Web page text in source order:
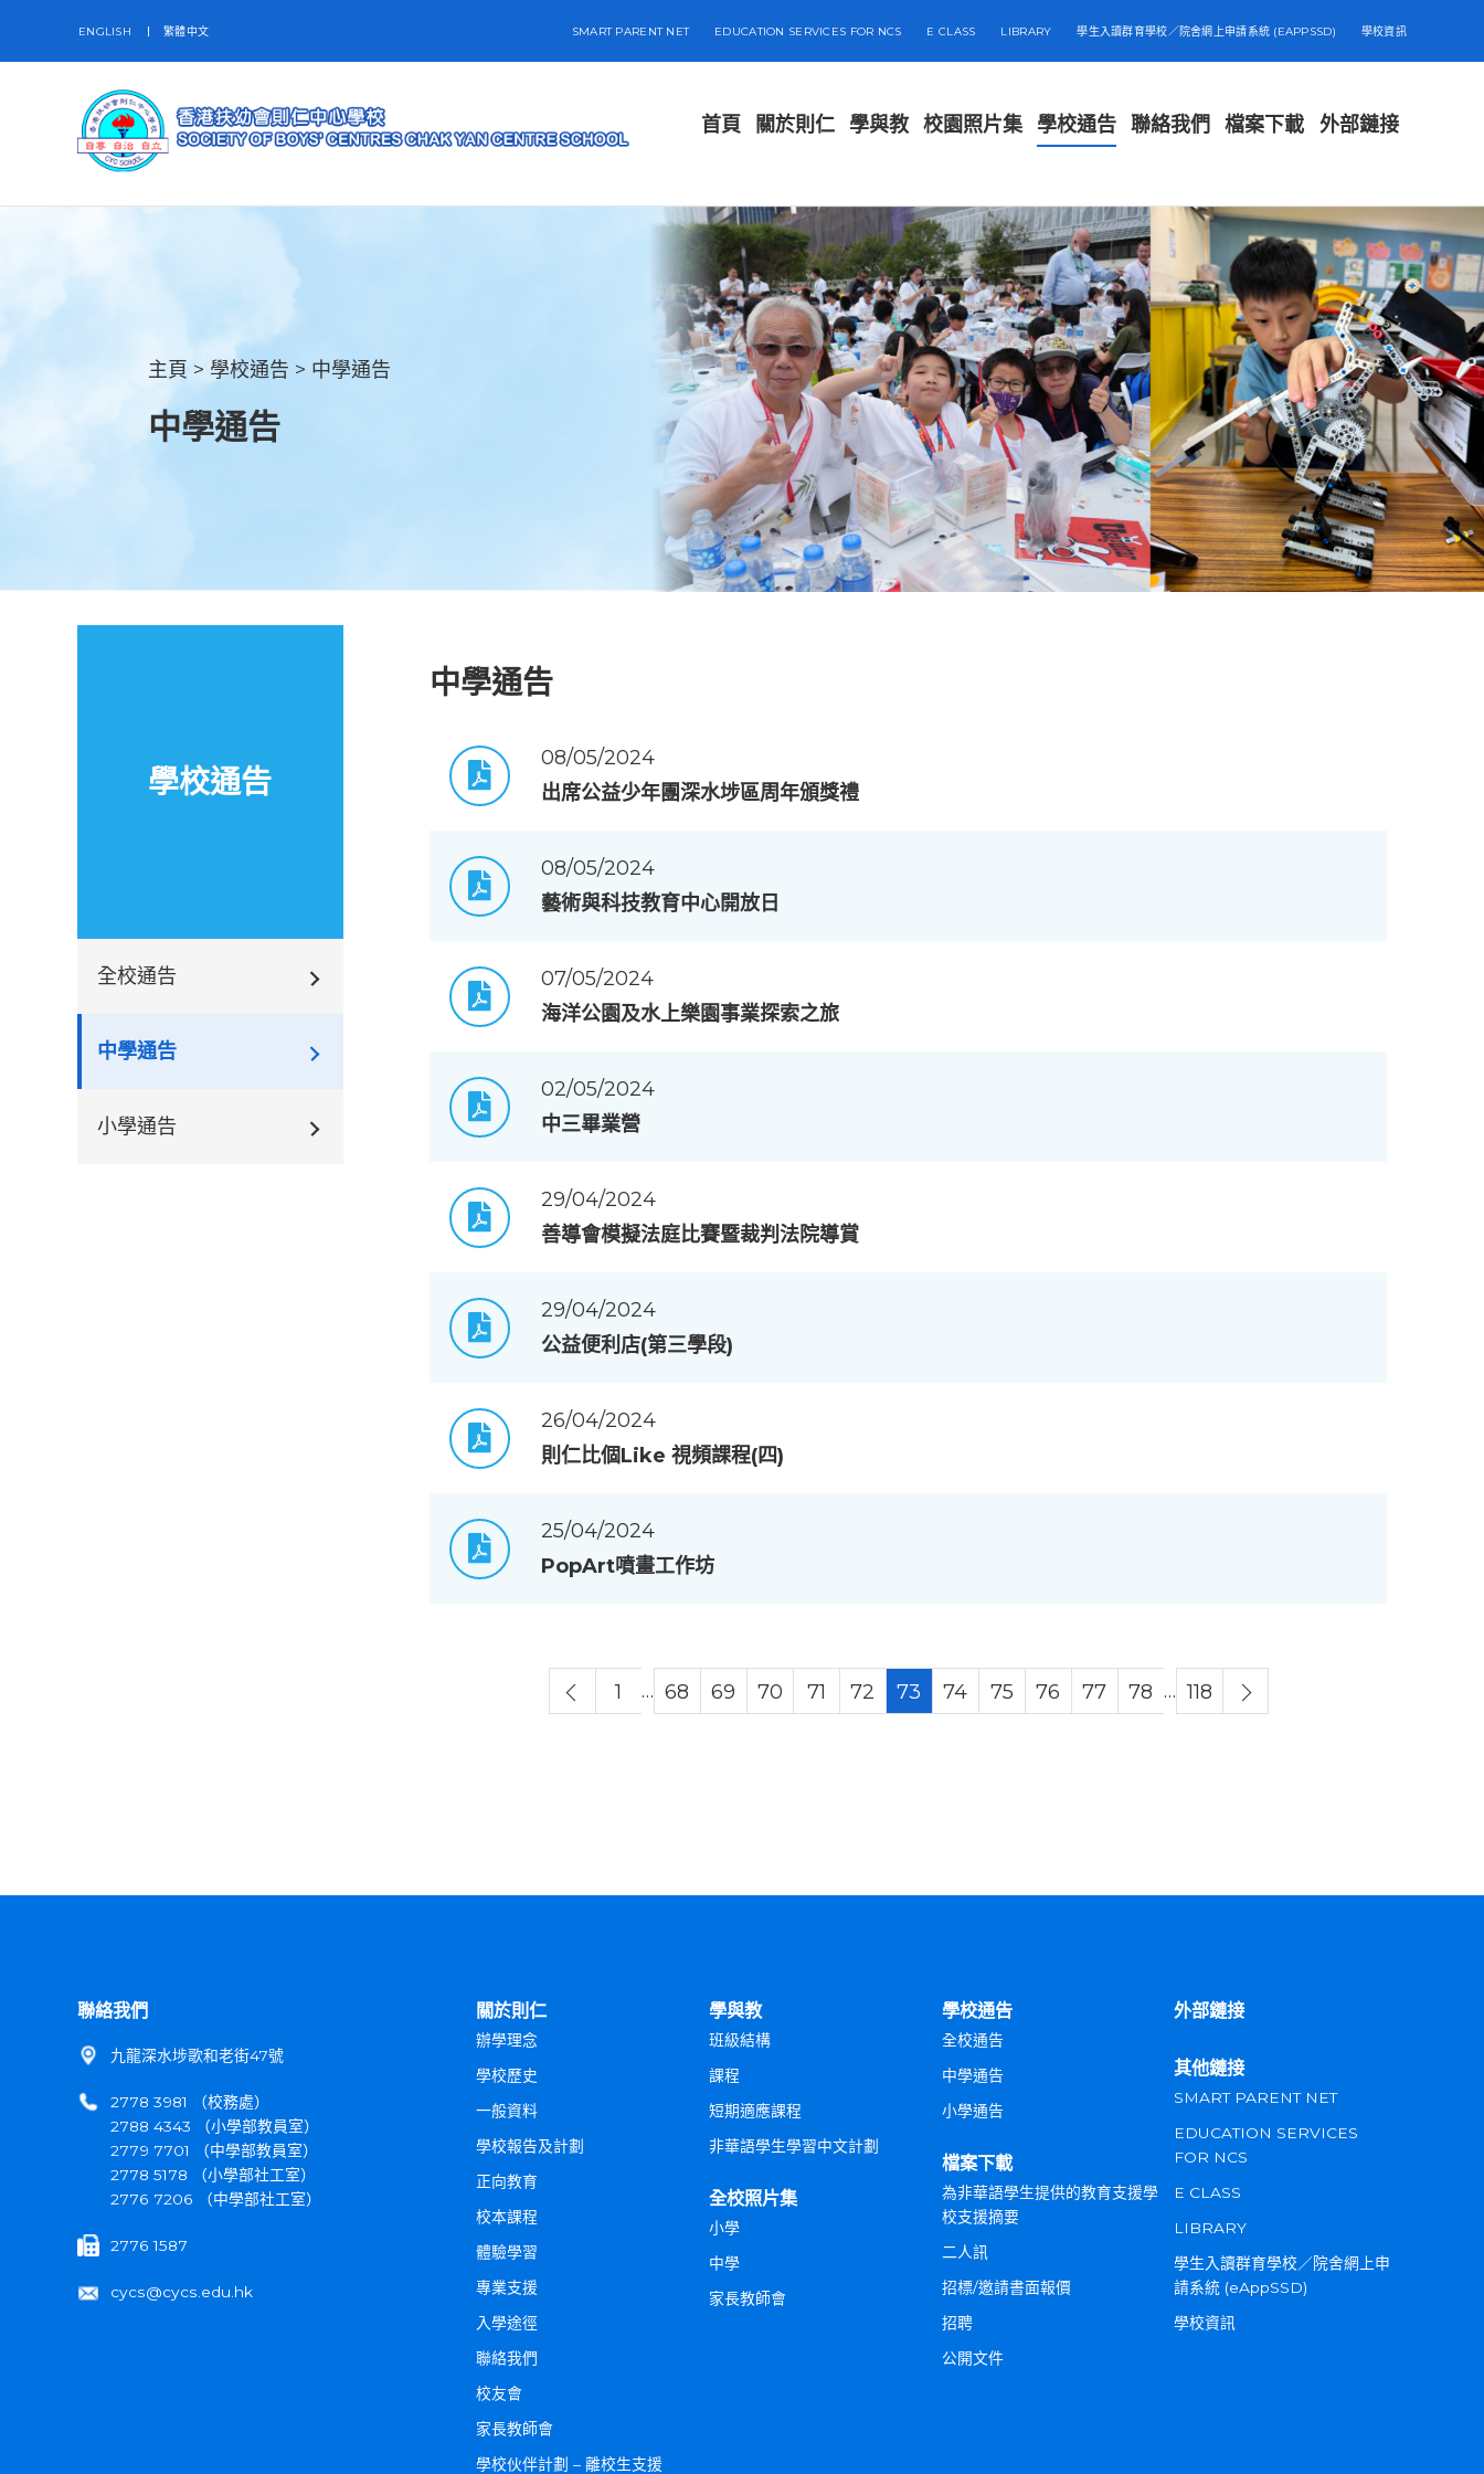
ENGLISH 繁體中文 SMART PARENT NET EDUCATION SERVICES FOR NCS E CLASS LIBRARY 學生入讀群育學校／院舍網上申請系統 (EAPPSSD) 學校資訊
首頁 關於則仁 學與教 校園照片集 學校通告 聯絡我們 檔案下載 外部鏈接
主頁 > 學校通告 > 中學通告
中學通告
學校通告
全校通告
中學通告
小學通告
中學通告
08/05/2024
出席公益少年團深水埗區周年頒獎禮
08/05/2024
藝術與科技教育中心開放日
07/05/2024
海洋公園及水上樂園事業探索之旅
02/05/2024
中三畢業營
29/04/2024
善導會模擬法庭比賽暨裁判法院導賞
29/04/2024
公益便利店(第三學段)
26/04/2024
則仁比個Like 視頻課程(四)
25/04/2024
PopArt噴畫工作坊
1 … 68 69 70 71 72 73 74 75 76 77 78 … 118
聯絡我們
九龍深水埗歌和老街47號
2778 3981 （校務處）
2788 4343 （小學部教員室）
2779 7701 （中學部教員室）
2778 5178 （小學部社工室）
2776 7206 （中學部社工室）
2776 1587
cycs@cycs.edu.hk
關於則仁
辦學理念
學校歷史
一般資料
學校報告及計劃
正向教育
校本課程
體驗學習
專業支援
入學途徑
聯絡我們
校友會
家長教師會
學校伙伴計劃 – 離校生支援
學與教
班級結構
課程
短期適應課程
非華語學生學習中文計劃
全校照片集
小學
中學
家長教師會
學校通告
全校通告
中學通告
小學通告
檔案下載
為非華語學生提供的教育支援學
校支援摘要
二人訊
招標/邀請書面報價
招聘
公開文件
外部鏈接
其他鏈接
SMART PARENT NET
EDUCATION SERVICES
FOR NCS
E CLASS
LIBRARY
學生入讀群育學校／院舍網上申
請系統 (eAppSSD)
學校資訊